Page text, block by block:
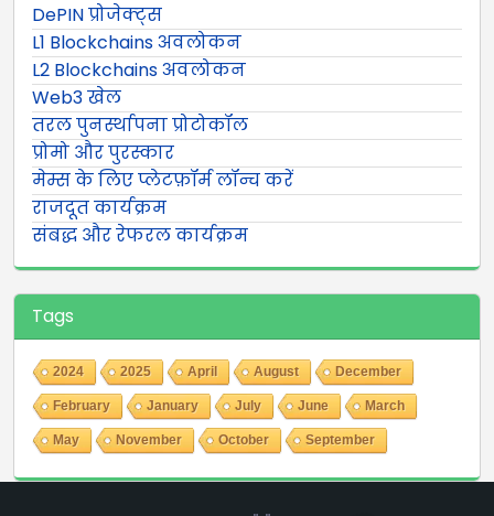
DePIN प्रोजेक्ट्स
L1 Blockchains अवलोकन
L2 Blockchains अवलोकन
Web3 खेल
तरल पुनर्स्थापना प्रोटोकॉल
प्रोमो और पुरस्कार
मेम्स के लिए प्लेटफ़ॉर्म लॉन्च करें
राजदूत कार्यक्रम
संबद्ध और रेफरल कार्यक्रम
Tags
2024 2025 April August December
February January July June March
May November October September